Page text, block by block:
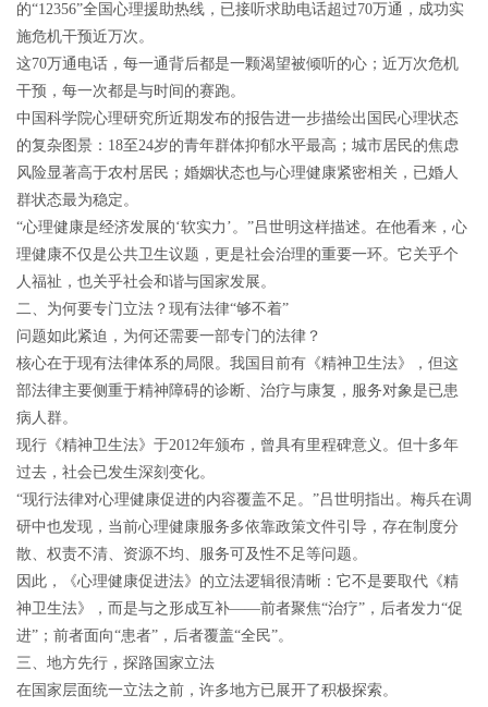
的“12356”全国心理援助热线，已接听求助电话超过70万通，成功实
施危机干预近万次。
这70万通电话，每一通背后都是一颗渴望被倾听的心；近万次危机
干预，每一次都是与时间的赛跑。
中国科学院心理研究所近期发布的报告进一步描绘出国民心理状态
的复杂图景：18至24岁的青年群体抑郁水平最高；城市居民的焦虑
风险显著高于农村居民；婚姻状态也与心理健康紧密相关，已婚人
群状态最为稳定。
“心理健康是经济发展的‘软实力’。”吕世明这样描述。在他看来，心
理健康不仅是公共卫生议题，更是社会治理的重要一环。它关乎个
人福祉，也关乎社会和谐与国家发展。
二、为何要专门立法？现有法律“够不着”
问题如此紧迫，为何还需要一部专门的法律？
核心在于现有法律体系的局限。我国目前有《精神卫生法》，但这
部法律主要侧重于精神障碍的诊断、治疗与康复，服务对象是已患
病人群。
现行《精神卫生法》于2012年颁布，曾具有里程碑意义。但十多年
过去，社会已发生深刻变化。
“现行法律对心理健康促进的内容覆盖不足。”吕世明指出。梅兵在调
研中也发现，当前心理健康服务多依靠政策文件引导，存在制度分
散、权责不清、资源不均、服务可及性不足等问题。
因此，《心理健康促进法》的立法逻辑很清晰：它不是要取代《精
神卫生法》，而是与之形成互补——前者聚焦“治疗”，后者发力“促
进”；前者面向“患者”，后者覆盖“全民”。
三、地方先行，探路国家立法
在国家层面统一立法之前，许多地方已展开了积极探索。